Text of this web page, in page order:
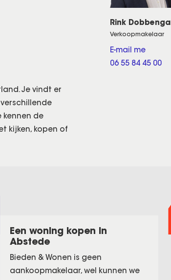
Je vindt er
kennen de
kijken, kopen of
Rink Dobbenga
Verkoopmakelaar
E-mail me
06 55 84 45 00
Een woning kopen in
Abstede
Bieden & Wonen is geen
aankoopmakelaar, wel kunnen we